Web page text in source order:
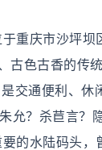
重庆市沙坪
古色古香的传
交通便利、
允？杀苣言？
的水陆码头